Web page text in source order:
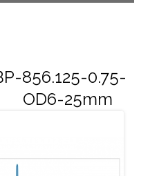
856.125-0.75-
OD6-25mm